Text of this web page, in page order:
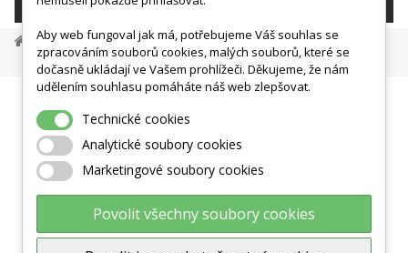
Do Vody, Plavání
Vodní Nudle A Spojky
Spojka Na Nudle (6 Otvoru) 315 X 65 Mm
Aby web fungoval jak má, potřebujeme Váš souhlas se
zpracováním souborů cookies, malých souborů, které se
dočasně ukládají ve Vašem prohlížeči. Děkujeme, že nám
udělením souhlasu pomáháte náš web zlepšovat.
Technické cookies
Analytické soubory cookies
Marketingové soubory cookies
Povolit všechny soubory cookies